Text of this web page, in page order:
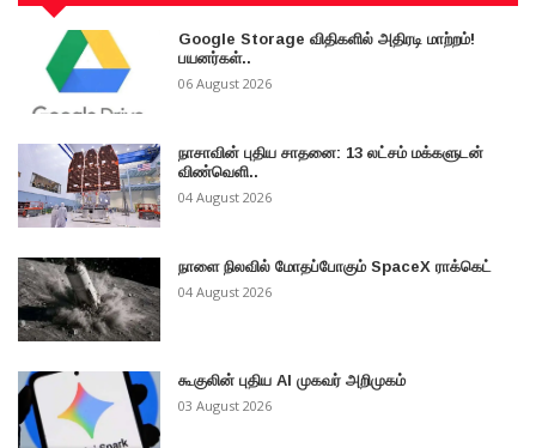
Google Storage விதிகளில் அதிரடி மாற்றம்!
பயனர்கள்..
06 August 2026
நாசாவின் புதிய சாதனை: 13 லட்சம் மக்களுடன்
விண்வெளி..
04 August 2026
நாளை நிலவில் மோதப்போகும் SpaceX ராக்கெட்
04 August 2026
கூகுலின் புதிய AI முகவர் அறிமுகம்
03 August 2026